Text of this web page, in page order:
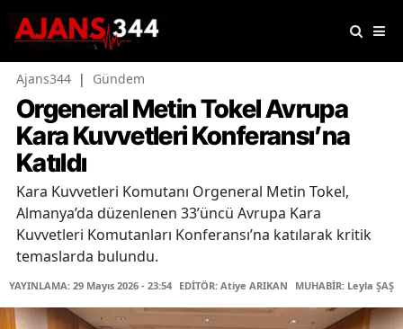
Ajans344 | Gündem
Orgeneral Metin Tokel Avrupa
Kara Kuvvetleri Konferansı’na
Katıldı
Kara Kuvvetleri Komutanı Orgeneral Metin Tokel,
Almanya’da düzenlenen 33’üncü Avrupa Kara
Kuvvetleri Komutanları Konferansı’na katılarak kritik
temaslarda bulundu.
YAYINLAMA: 29 Mayıs 2026 - 23:54 EDİTÖR: Atiye ARIKAN MUHABİR: Leyla ŞAŞTI